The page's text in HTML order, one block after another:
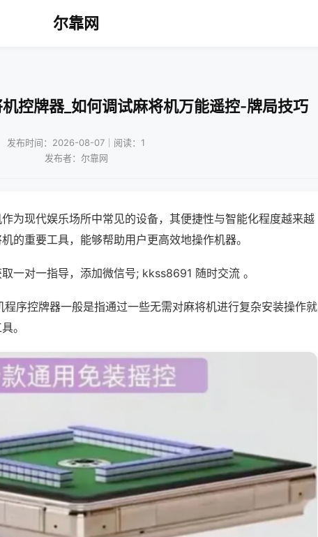
尔靠网
控牌器_如何调试麻将机万能遥控-牌局技巧
发布时间：2026-08-07｜阅读：1
发布者：尔靠网
作为现代娱乐场所中常见的设备，其便捷性与智能化程度越来越
的重要工具，能够帮助用户更高效地操作机器。
一对一指导，添加微信号; kkss8691 随时交流 。
序控牌器一般是指通过一些无需对麻将机进行复杂安装操作就
。